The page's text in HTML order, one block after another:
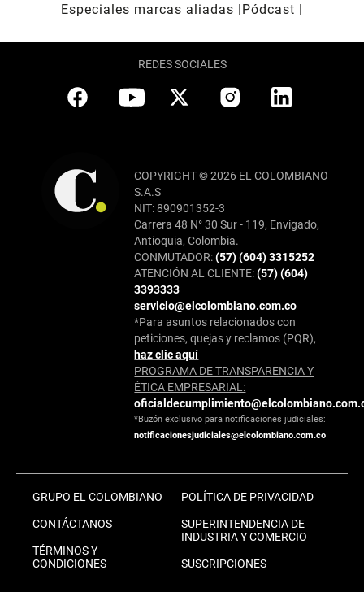
Especiales marcas aliadas
Pódcast
REDES SOCIALES
COPYRIGHT © 2026 EL COLOMBIANO
S.A.S
NIT: 890901352-3
Carrera 48 N° 30 Sur - 119, Envigado,
Antioquia, Colombia.
CONMUTADOR:(57) (604) 3315252
ATENCIÓN AL CLIENTE:(57) (604)
3393333
servicio@elcolombiano.com.co
*Para asuntos relacionados con
peticiones, quejas y reclamos (PQR),
haz clic aquí
PROGRAMA DE TRANSPARENCIA Y
ÉTICA EMPRESARIAL:
*Buzón exclusivo para notificaciones judiciales:
notificacionesjudiciales@elcolombiano.com.co
GRUPO EL COLOMBIANO
CONTÁCTANOS
TÉRMINOS Y
CONDICIONES
POLÍTICA DE PRIVACIDAD
SUPERINTENDENCIA DE
INDUSTRIA Y COMERCIO
SUSCRIPCIONES